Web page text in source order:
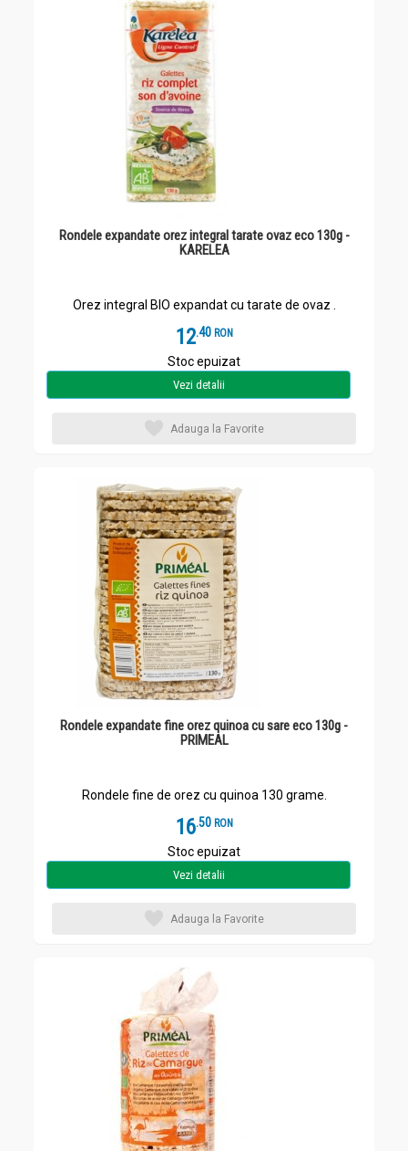
Rondele expandate orez integral tarate ovaz eco 130g -
KARELEA
Orez integral BIO expandat cu tarate de ovaz .
12.4 RON
Stoc epuizat
Vezi detalii
Adauga la Favorite
Rondele expandate fine orez quinoa cu sare eco 130g -
PRIMEAL
Rondele fine de orez cu quinoa 130 grame.
16.5 RON
Stoc epuizat
Vezi detalii
Adauga la Favorite